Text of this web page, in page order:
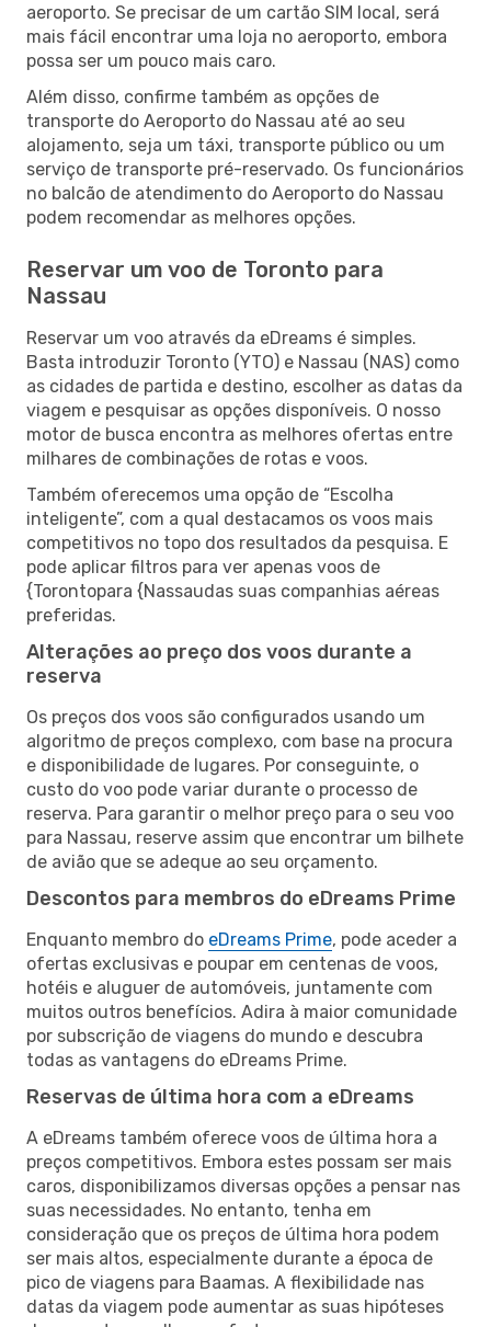
aeroporto. Se precisar de um cartão SIM local, será
mais fácil encontrar uma loja no aeroporto, embora
possa ser um pouco mais caro.
Além disso, confirme também as opções de
transporte do Aeroporto do Nassau até ao seu
alojamento, seja um táxi, transporte público ou um
serviço de transporte pré-reservado. Os funcionários
no balcão de atendimento do Aeroporto do Nassau
podem recomendar as melhores opções.
Reservar um voo de Toronto para
Nassau
Reservar um voo através da eDreams é simples.
Basta introduzir Toronto (YTO) e Nassau (NAS) como
as cidades de partida e destino, escolher as datas da
viagem e pesquisar as opções disponíveis. O nosso
motor de busca encontra as melhores ofertas entre
milhares de combinações de rotas e voos.
Também oferecemos uma opção de “Escolha
inteligente”, com a qual destacamos os voos mais
competitivos no topo dos resultados da pesquisa. E
pode aplicar filtros para ver apenas voos de
{Torontopara {Nassaudas suas companhias aéreas
preferidas.
Alterações ao preço dos voos durante a
reserva
Os preços dos voos são configurados usando um
algoritmo de preços complexo, com base na procura
e disponibilidade de lugares. Por conseguinte, o
custo do voo pode variar durante o processo de
reserva. Para garantir o melhor preço para o seu voo
para Nassau, reserve assim que encontrar um bilhete
de avião que se adeque ao seu orçamento.
Descontos para membros do eDreams Prime
Enquanto membro do eDreams Prime, pode aceder a
ofertas exclusivas e poupar em centenas de voos,
hotéis e aluguer de automóveis, juntamente com
muitos outros benefícios. Adira à maior comunidade
por subscrição de viagens do mundo e descubra
todas as vantagens do eDreams Prime.
Reservas de última hora com a eDreams
A eDreams também oferece voos de última hora a
preços competitivos. Embora estes possam ser mais
caros, disponibilizamos diversas opções a pensar nas
suas necessidades. No entanto, tenha em
consideração que os preços de última hora podem
ser mais altos, especialmente durante a época de
pico de viagens para Baamas. A flexibilidade nas
datas da viagem pode aumentar as suas hipóteses